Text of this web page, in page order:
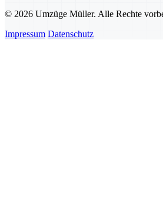
© 2026 Umzüge Müller. Alle Rechte
Impressum Datenschutz